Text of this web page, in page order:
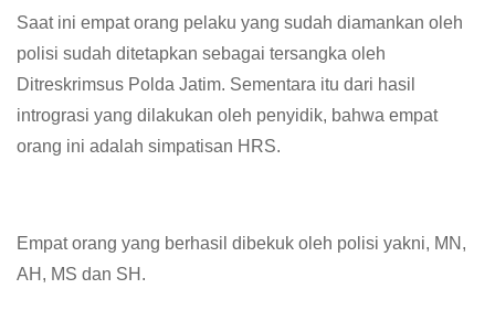
Saat ini empat orang pelaku yang sudah diamankan oleh
polisi sudah ditetapkan sebagai tersangka oleh
Ditreskrimsus Polda Jatim. Sementara itu dari hasil
intrograsi yang dilakukan oleh penyidik, bahwa empat
orang ini adalah simpatisan HRS.
Empat orang yang berhasil dibekuk oleh polisi yakni, MN,
AH, MS dan SH.